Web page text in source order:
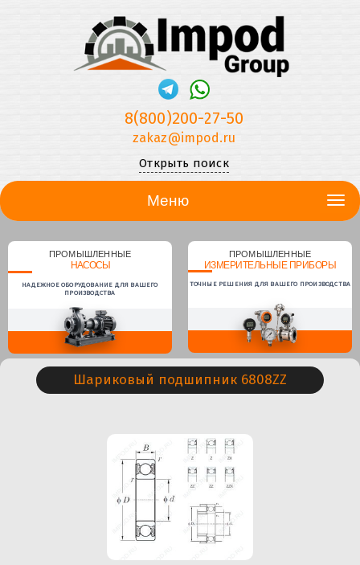
8(800)200-27-50
zakaz@impod.ru
Открыть поиск
Меню
ПРОМЫШЛЕННЫЕ
НАСОСЫ
НАДЕЖНОЕ ОБОРУДОВАНИЕ ДЛЯ ВАШЕГО
ПРОИЗВОДСТВА
ПРОМЫШЛЕННЫЕ
ИЗМЕРИТЕЛЬНЫЕ ПРИБОРЫ
ТОЧНЫЕ РЕШЕНИЯ ДЛЯ ВАШЕГО ПРОИЗВОДСТВА
Шариковый подшипник 6808ZZ